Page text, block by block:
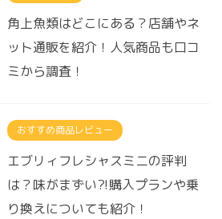
角上魚類はどこにある？店舗やネ
ット通販を紹介！人気商品も口コ
ミから調査！
おすすめ商品レビュー
エブリィフレシャスミニの評判
は？味がまずい⁈購入プランや乗
り換えについても紹介！